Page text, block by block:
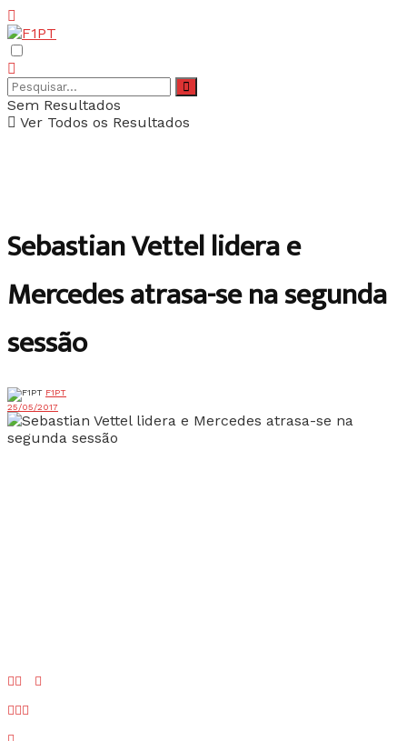
Sem Resultados
Ver Todos os Resultados
Sebastian Vettel lidera e
Mercedes atrasa-se na segunda
sessão
F1PT
25/05/2017